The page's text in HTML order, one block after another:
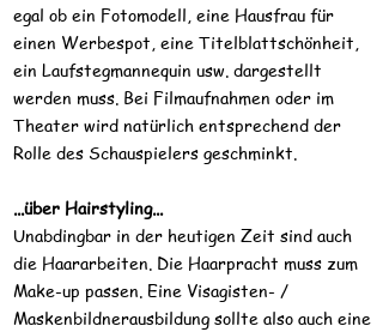
egal ob ein Fotomodell, eine Hausfrau für
einen Werbespot, eine Titelblattschönheit,
ein Laufstegmannequin usw. dargestellt
werden muss. Bei Filmaufnahmen oder im
Theater wird natürlich entsprechend der
Rolle des Schauspielers geschminkt.
...über Hairstyling...
Unabdingbar in der heutigen Zeit sind auch
die Haararbeiten. Die Haarpracht muss zum
Make-up passen. Eine Visagisten- /
Maskenbildnerausbildung sollte also auch eine